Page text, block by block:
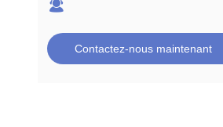
Contactez-nous maintenant